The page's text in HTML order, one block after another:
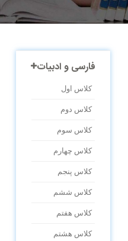
فارسی و ادبیات
کلاس اول
کلاس دوم
کلاس سوم
کلاس چهارم
کلاس پنجم
کلاس ششم
کلاس هفتم
کلاس هشتم